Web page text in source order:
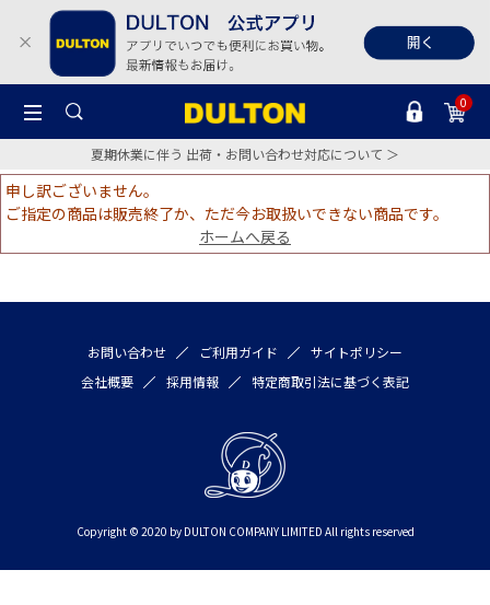
0
夏期休業に伴う 出荷・お問い合わせ対応について ＞
申し訳ございません。
ご指定の商品は販売終了か、ただ今お取扱いできない商品です。
ホームへ戻る
お問い合わせ ご利用ガイド
サイトポリシー
会社概要
採用情報 特定商取引法に基づく表記
Copyright © 2020 by DULTON COMPANY LIMITED All rights reserved